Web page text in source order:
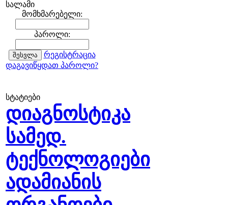
სალამი
მომხმარებელი:
პაროლი:
რეგისტრაცია
დაგავიწყდათ პაროლი?
სტატიები
დიაგნოსტიკა
სამედ.
ტექნოლოგიები
ადამიანის